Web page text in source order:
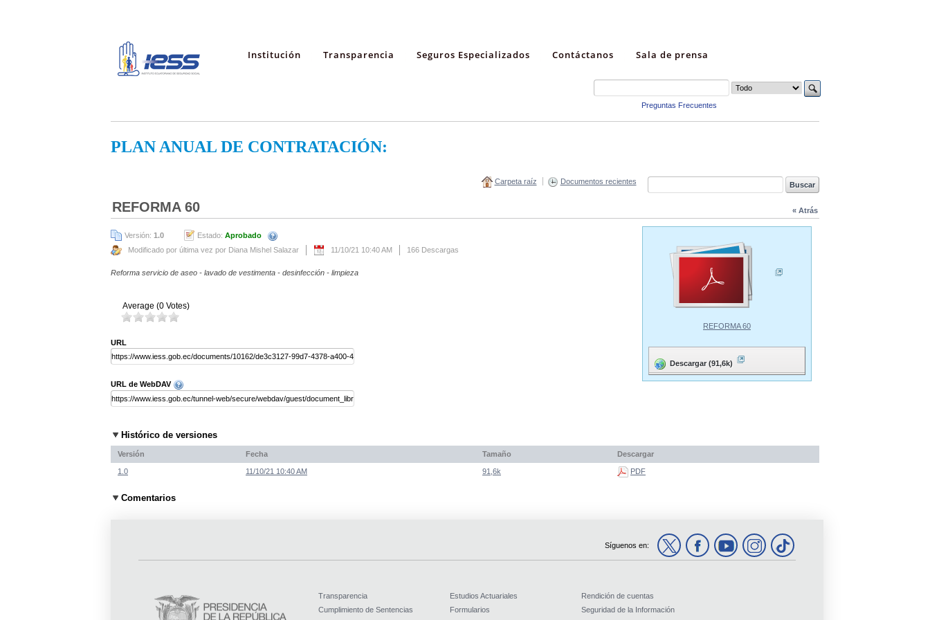
Institución Transparencia Seguros Especializados Contáctanos Sala de prensa
Preguntas Frecuentes
PLAN ANUAL DE CONTRATACIÓN:
Carpeta raíz Documentos recientes
« Atrás
REFORMA 60
Versión: 1.0 Estado: Aprobado
Modificado por última vez por Diana Mishel Salazar
11/10/21 10:40 AM 166 Descargas
Reforma servicio de aseo - lavado de vestimenta - desinfección - limpieza
Average (0 Votes)
URL
URL de WebDAV
REFORMA 60
Descargar (91,6k)
Histórico de versiones
Versión Fecha Tamaño Descargar
1.0 11/10/21 10:40 AM 91,6k PDF
Comentarios
Síguenos en:
Transparencia
Cumplimiento de Sentencias
Estudios Actuariales
Formularios
Rendición de cuentas
Seguridad de la Información